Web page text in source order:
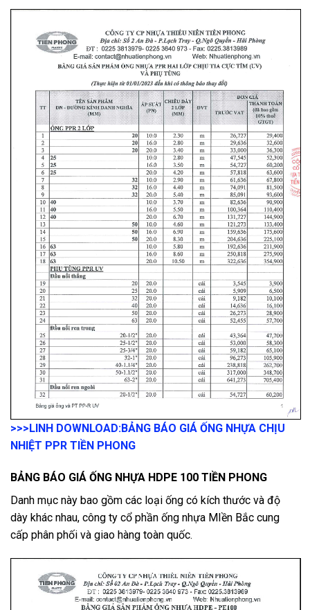
>>>LINH DOWNLOAD:BẢNG BÁO GIÁ ỐNG NHỰA CHỊU
NHIỆT PPR TIỀN PHONG
BẢNG BÁO GIÁ ỐNG NHỰA HDPE 100 TIỀN PHONG
Danh mục này bao gồm các loại ống có kích thước và độ
dày khác nhau, công ty cổ phần ống nhựa MIền Bắc cung
cấp phân phối và giao hàng toàn quốc.